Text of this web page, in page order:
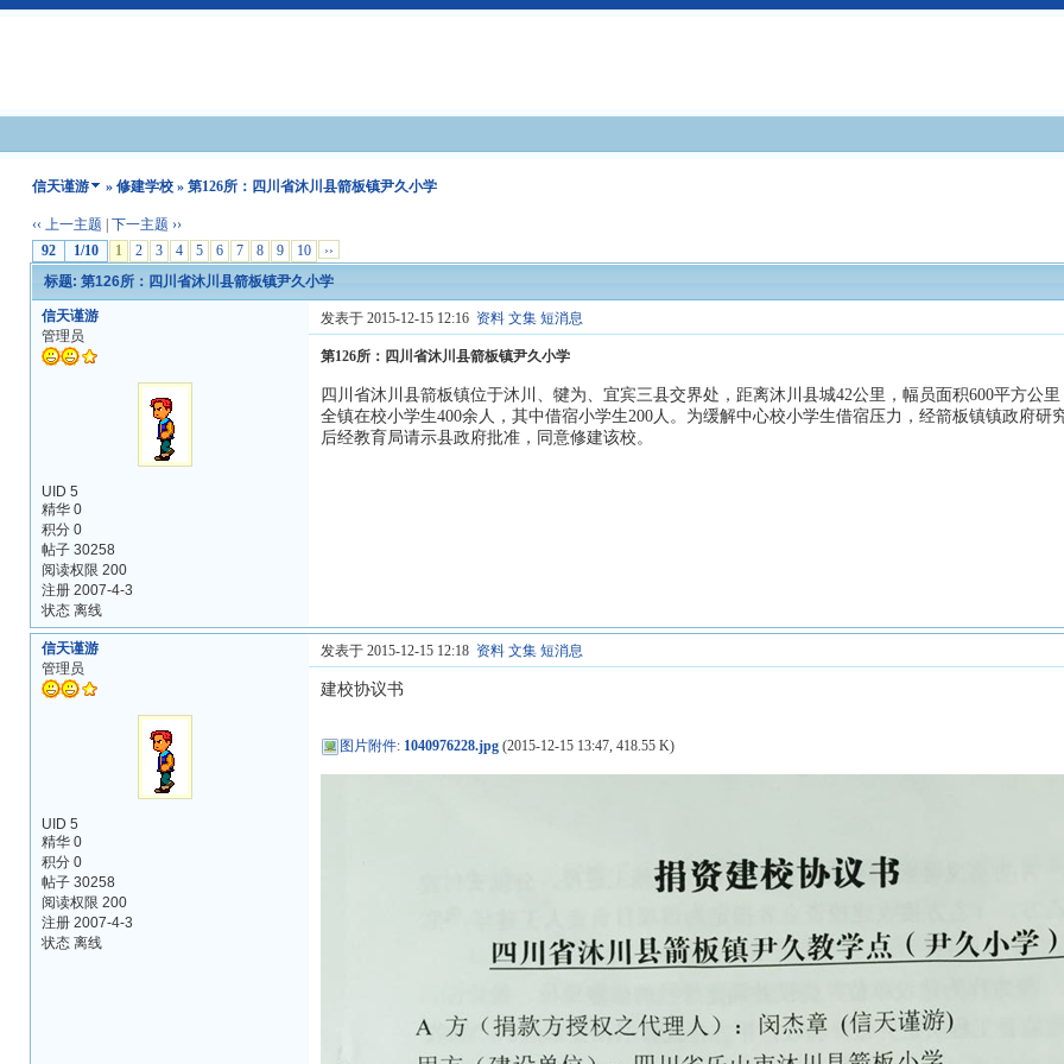
信天谨游 » 修建学校» 第126所：四川省沐川县箭板镇尹久小学
‹‹ 上一主题
下一主题 ››
92
1/10 1 2 3 4 5 6 7 8 9 10 ››
标题: 第126所：四川省沐川县箭板镇尹久小学
信天谨游
管理员
UID 5
精华 0
积分 0
帖子 30258
阅读权限 200
注册 2007-4-3
状态 离线
发表于 2015-12-15 12:16 资料 文集 短消息
第126所：四川省沐川县箭板镇尹久小学
四川省沐川县箭板镇位于沐川、犍为、宜宾三县交界处，距离沐川县城42公里，幅员面积600平方公
全镇在校小学生400余人，其中借宿小学生200人。为缓解中心校小学生借宿压力，经箭板镇镇政府
后经教育局请示县政府批准，同意修建该校。
信天谨游
管理员
UID 5
精华 0
积分 0
帖子 30258
阅读权限 200
注册 2007-4-3
状态 离线
发表于 2015-12-15 12:18 资料 文集 短消息
建校协议书
图片附件: 1040976228.jpg(2015-12-15 13:47, 418.55 K)